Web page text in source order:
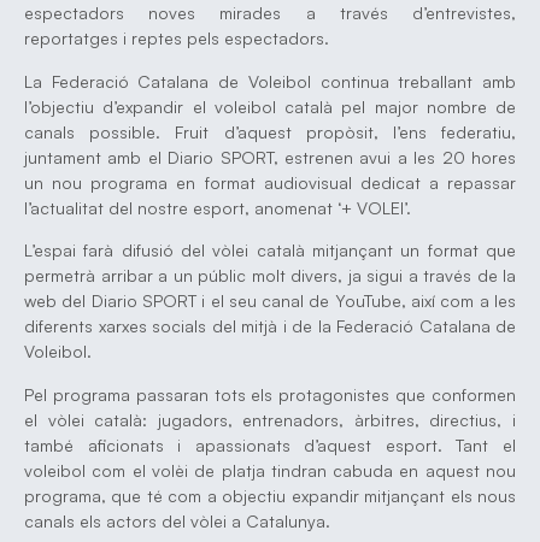
espectadors noves mirades a través d’entrevistes,
reportatges i reptes pels espectadors.
La Federació Catalana de Voleibol continua treballant amb
l’objectiu d’expandir el voleibol català pel major nombre de
canals possible. Fruit d’aquest propòsit, l’ens federatiu,
juntament amb el Diario SPORT, estrenen avui a les 20 hores
un nou programa en format audiovisual dedicat a repassar
l’actualitat del nostre esport, anomenat ‘+ VOLEI’.
L’espai farà difusió del vòlei català mitjançant un format que
permetrà arribar a un públic molt divers, ja sigui a través de la
web del Diario SPORT i el seu canal de YouTube, així com a les
diferents xarxes socials del mitjà i de la Federació Catalana de
Voleibol.
Pel programa passaran tots els protagonistes que conformen
el vòlei català: jugadors, entrenadors, àrbitres, directius, i
també aficionats i apassionats d’aquest esport. Tant el
voleibol com el volèi de platja tindran cabuda en aquest nou
programa, que té com a objectiu expandir mitjançant els nous
canals els actors del vòlei a Catalunya.